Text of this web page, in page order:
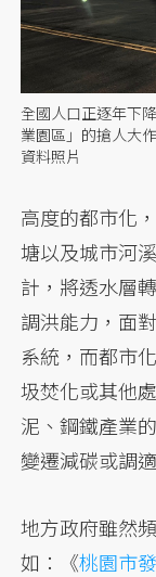
全國人口正逐年下
業園區」的搶人大
資料照片
高度的都市化
塘以及城市河
計，將透水層
調洪能力，面
系統，而都市
圾焚化或其他
泥、鋼鐵產業
變遷減碳或調
地方政府雖然
如：《桃園市